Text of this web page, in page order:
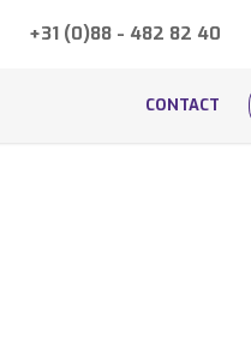
+31 (0)88 - 482 82 40
CONTACT